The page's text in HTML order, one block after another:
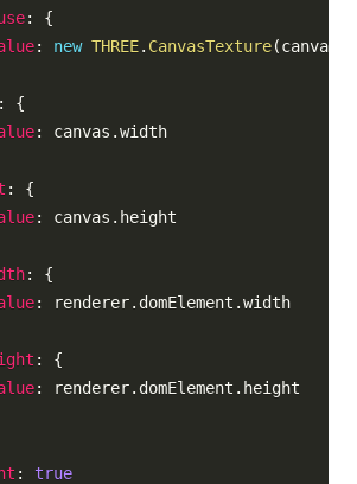
:
{
: new THREE. CanvasTexture(canvas
:
{
: canvas .width
:
{
: canvas . height
:
{
: renderer. domElement .width
:
{
: renderer. domElement . height
:
true